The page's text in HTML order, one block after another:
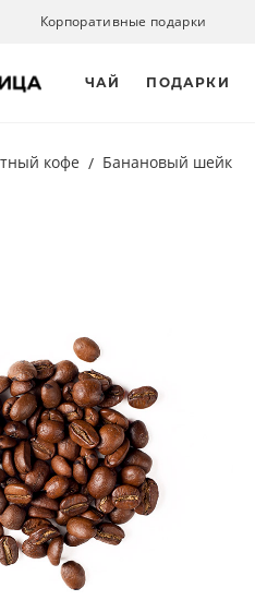
Корпоративные подарки
ЧАЙ ПОДАРКИ
кофе Банановый шейк